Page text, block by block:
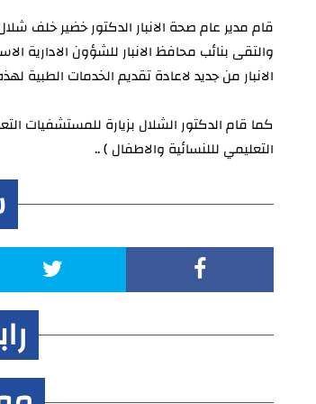
قام مدير عام صحة الانبار الدكتور خضير خلف شلال اليوم الاحد ١٦ آب ٢٠٢٠ بزيارة
والتقى بنائب محافظ الانبار للشؤون الادارية
الانبار من جديد لاعادة تقديم الخدمات الطبية
كما قام الدكتور الشلال بزيارة
التعليمي لللنسائية والاطفال ) ..